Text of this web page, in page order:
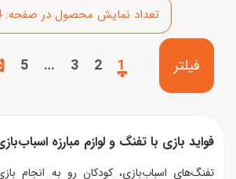
فیلتر 1
2
3
…
5
فواید بازی با تفنگ و لوازم مبارزه
تفنگ‌های اسباب‌بازی، کودکان رو به انجام